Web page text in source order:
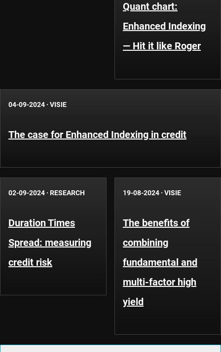
Quant chart:
Enhanced Indexing
— Hit it like Roger
04-09-2024 · VISIE
The case for Enhanced Indexing in credit
02-09-2024 · RESEARCH
Duration Times
Spread: measuring
credit risk
19-08-2024 · VISIE
The benefits of
combining
fundamental and
multi-factor high
yield